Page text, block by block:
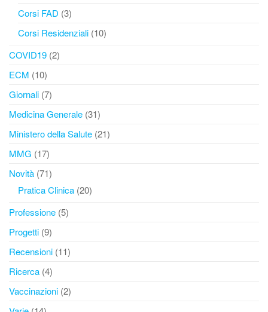
Corsi FAD (3)
Corsi Residenziali (10)
COVID19 (2)
ECM (10)
Giornali (7)
Medicina Generale (31)
Ministero della Salute (21)
MMG (17)
Novità (71)
Pratica Clinica (20)
Professione (5)
Progetti (9)
Recensioni (11)
Ricerca (4)
Vaccinazioni (2)